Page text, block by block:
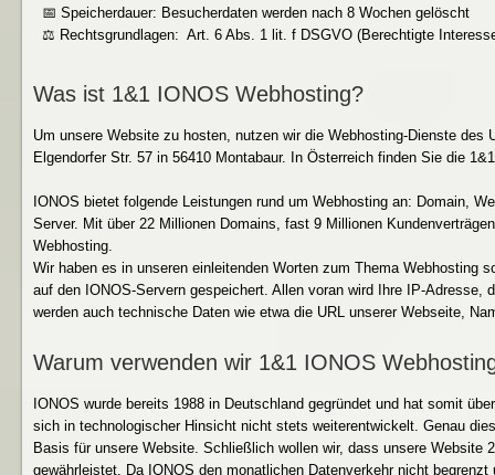
📅 Speicherdauer: Besucherdaten werden nach 8 Wochen gelöscht
⚖️ Rechtsgrundlagen: Art. 6 Abs. 1 lit. f DSGVO (Berechtigte
Was ist 1&1 IONOS Webhosting?
Um unsere Website zu hosten, nutzen wir die Webhosting-Dienste
Elgendorfer Str. 57 in 56410 Montabaur. In Österreich finden Sie die
IONOS bietet folgende Leistungen rund um Webhosting an: Domain,
Server. Mit über 22 Millionen Domains, fast 9 Millionen
Webhosting.
Wir haben es in unseren einleitenden Worten zum Thema Webhosting
auf den IONOS-Servern gespeichert. Allen voran wird Ihre IP-
werden auch technische Daten wie etwa die URL unserer Webseite,
Warum verwenden wir 1&1 IONOS
IONOS wurde bereits 1988 in Deutschland gegründet und hat somit
sich in technologischer Hinsicht nicht stets weiterentwickelt. Genau
Basis für unsere Website. Schließlich wollen wir, dass unsere
gewährleistet. Da IONOS den monatlichen Datenverkehr nicht